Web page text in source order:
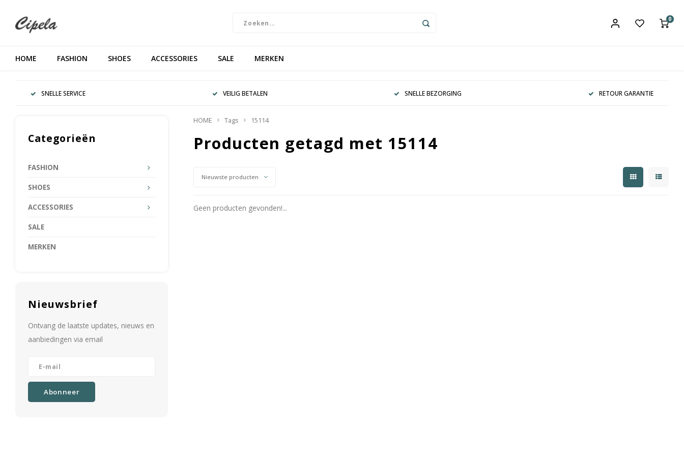
0
HOME FASHION SHOES ACCESSORIES SALE MERKEN
SNELLE SERVICE VEILIG BETALEN SNELLE BEZORGING RETOUR GARANTIE
Categorieën
FASHION
SHOES
ACCESSORIES
SALE
MERKEN
Nieuwsbrief
Ontvang de laatste updates, nieuws en
aanbiedingen via email
Abonneer
HOME Tags 15114
Producten getagd met 15114
Nieuwste producten
Geen producten gevonden!...